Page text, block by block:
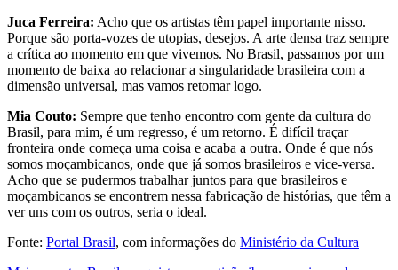
Juca Ferreira: Acho que os artistas têm papel importante nisso.
Porque são porta-vozes de utopias, desejos. A arte densa traz sempre
a crítica ao momento em que vivemos. No Brasil, passamos por um
momento de baixa ao relacionar a singularidade brasileira com a
dimensão universal, mas vamos retomar logo.
Mia Couto: Sempre que tenho encontro com gente da cultura do
Brasil, para mim, é um regresso, é um retorno. É difícil traçar
fronteira onde começa uma coisa e acaba a outra. Onde é que nós
somos moçambicanos, onde que já somos brasileiros e vice-versa.
Acho que se pudermos trabalhar juntos para que brasileiros e
moçambicanos se encontrem nessa fabricação de histórias, que têm a
ver uns com os outros, seria o ideal.
Fonte: Portal Brasil, com informações do Ministério da Cultura